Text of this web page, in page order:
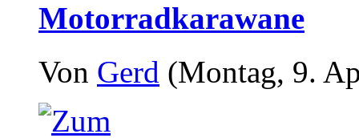
Motorradkarawane
Von Gerd (Montag, 9.